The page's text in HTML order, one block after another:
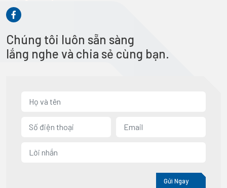
Chúng tôi luôn sẵn sàng
lắng nghe và chia sẻ cùng bạn.